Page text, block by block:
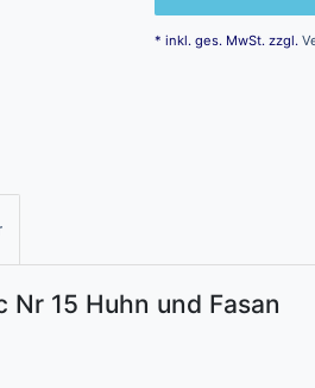
* inkl. ges. MwSt. zzgl.
15 Huhn und Fasan